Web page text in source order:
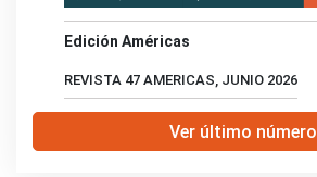
Edición Américas
REVISTA 47 AMERICAS, JUNIO 2026
Ver último número